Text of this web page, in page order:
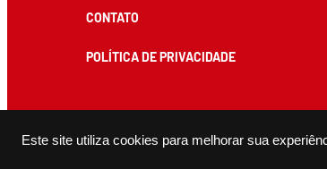
Este site utiliza cookies para melhorar sua
CONTATO
POLÍTICA DE PRIVACIDADE